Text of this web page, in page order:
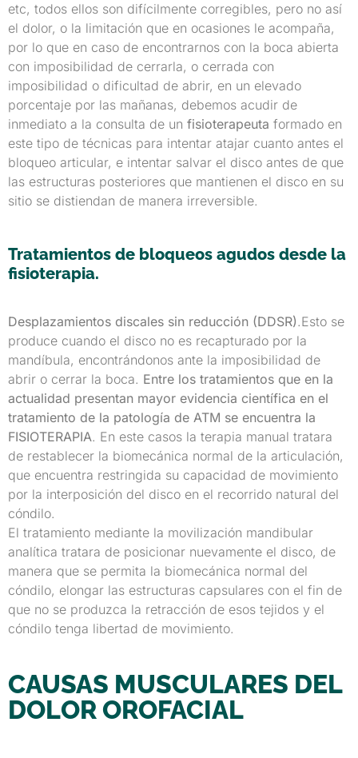
etc, todos ellos son difí­cilmente corregibles, pero no así
el dolor, o la limitación que en ocasiones le acompaña,
por lo que en caso de encontrarnos con la boca abierta
con imposibilidad de cerrarla, o cerrada con
imposibilidad o dificultad de abrir, en un elevado
porcentaje por las mañanas, debemos acudir de
inmediato a la consulta de un fisioterapeuta formado en
este tipo de técnicas para intentar atajar cuanto antes el
bloqueo articular, e intentar salvar el disco antes de que
las estructuras posteriores que mantienen el disco en su
sitio se distiendan de manera irreversible.
Tratamientos de bloqueos agudos desde la
fisioterapia.
Desplazamientos discales sin reducción (DDSR) .Esto se
produce cuando el disco no es recapturado por la
mandíbula, encontrándonos ante la imposibilidad de
abrir o cerrar la boca. Entre los tratamientos que en la
actualidad presentan mayor evidencia científica en el
tratamiento de la patología de ATM se encuentra la
FISIOTERAPIA. En este casos la terapia manual tratara
de restablecer la biomecánica normal de la articulación,
que encuentra restringida su capacidad de movimiento
por la interposición del disco en el recorrido natural del
cóndilo.
El tratamiento mediante la movilización mandibular
analítica tratara de posicionar nuevamente el disco, de
manera que se permita la biomecánica normal del
cóndilo, elongar las estructuras capsulares con el fin de
que no se produzca la retracción de esos tejidos y el
cóndilo tenga libertad de movimiento.
CAUSAS MUSCULARES DEL
DOLOR OROFACIAL